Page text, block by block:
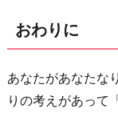
おわりに
あなたがあなたな
りの考えがあって